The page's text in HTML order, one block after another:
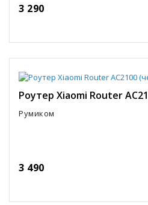
3 290
Роутер Xiaomi Router
Румиком
3 490